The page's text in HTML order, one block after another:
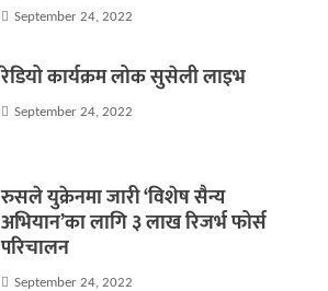
September 24, 2022
रेडियो कार्यक्रम लोक सुसेली लाइभ
September 24, 2022
रुसले युक्रेनमा जारी ‘विशेष सैन्य
अभियान’का लागि ३ लाख रिजर्भ फोर्स
परिचालन
September 24, 2022